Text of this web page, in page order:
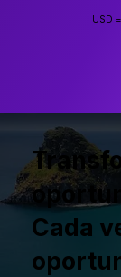
USD =
Cada